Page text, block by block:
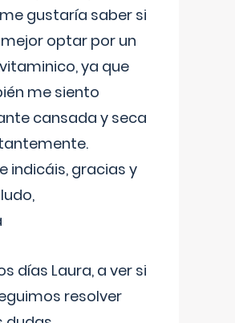
gustaría saber si
optar por un
ya que
me siento
cansada y seca
indicáis, gracias y
días Laura, a ver si
resolver